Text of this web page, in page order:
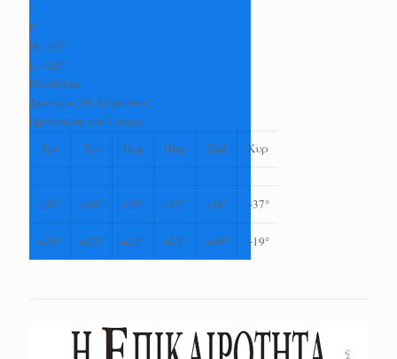
°
C
H: +35°
L: +25°
Καρδίτσα
Δευτέρα, 10 Αύγουστος
Πρόγνωση για 7 μέρες
Τρι
Τετ Πεμ Παρ Σαβ Κυρ
+36° +40° +39° +35° +34° +37°
+24° +23° +23° +23° +19° +19°